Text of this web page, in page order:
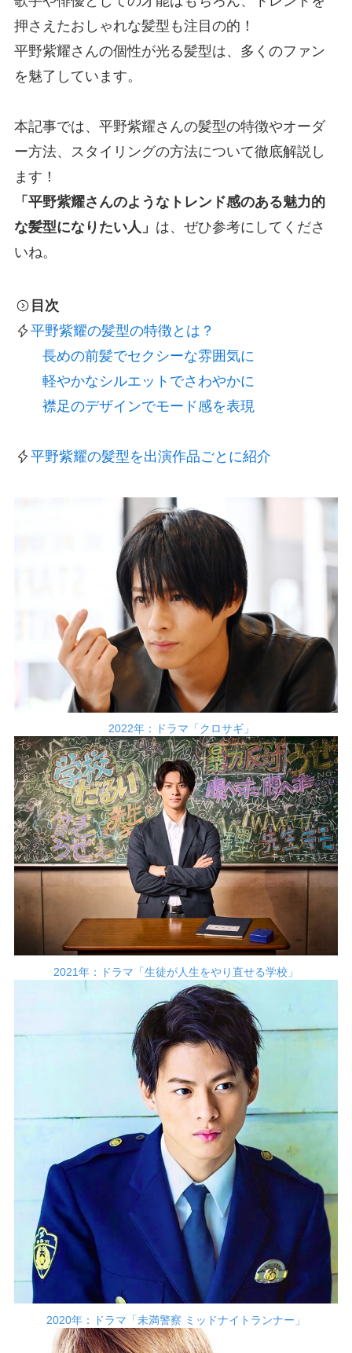
押さえたおしゃれな髪型も注目の的！
平野紫耀さんの個性が光る髪型は、多くのファン
を魅了しています。
本記事では、平野紫耀さんの髪型の特徴やオーダ
ー方法、スタイリングの方法について徹底解説し
ます！
「平野紫耀さんのようなトレンド感のある魅力的
な髪型になりたい人」 は、ぜひ参考にしてくださ
いね。
目次
平野紫耀の髪型の特徴とは？
長めの前髪でセクシーな雰囲気に
軽やかなシルエットでさわやかに
襟足のデザインでモード感を表現
平野紫耀の髪型を出演作品ごとに紹介
2022年：ドラマ「クロサギ」
2021年：ドラマ「生徒が人生をやり直せる学校」
2020年：ドラマ「未満警察 ミッドナイトランナー」